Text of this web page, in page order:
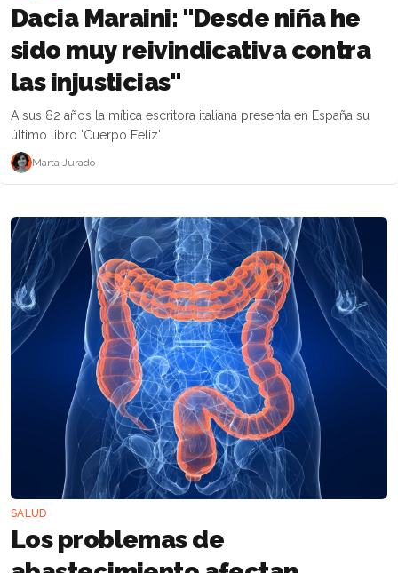
Dacia Maraini: "Desde niña he
sido muy reivindicativa contra
las injusticias"
A sus 82 años la mítica escritora italiana presenta en España su
último libro 'Cuerpo Feliz'
Marta Jurado
SALUD
Los problemas de